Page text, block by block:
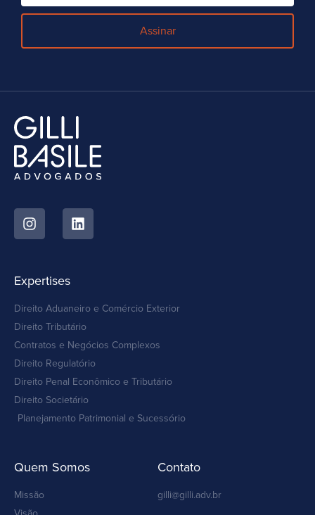
Assinar
Expertises
Direito Aduaneiro e Comércio Exterior
Direito Tributário
Contratos e Negócios Complexos
Direito Regulatório
Direito Penal Econômico e Tributário
Direito Societário
Planejamento Patrimonial e Sucessório
Quem Somos
Missão
Contato
gilli@gilli.adv.br